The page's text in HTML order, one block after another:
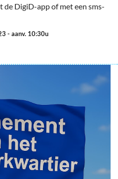
de DigiD-app of met een sms-
- aanv. 10:30u